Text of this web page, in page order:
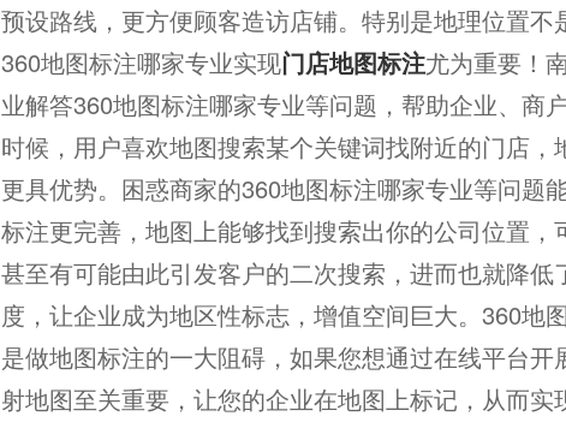
预设路线，更方便顾客造访店铺。特别是地理位置不
360地图标注哪家专业实现门店地图标注尤为重要！
业解答360地图标注哪家专业等问题，帮助企业、商
时候，用户喜欢地图搜索某个关键词找附近的门店，
更具优势。困惑商家的360地图标注哪家专业等问题
标注更完善，地图上能够找到搜索出你的公司位置，
甚至有可能由此引发客户的二次搜索，进而也就降
度，让企业成为地区性标志，增值空间巨大。360地
是做地图标注的一大阻碍，如果您想通过在线平台
射地图至关重要，让您的企业在地图上标记，从而实